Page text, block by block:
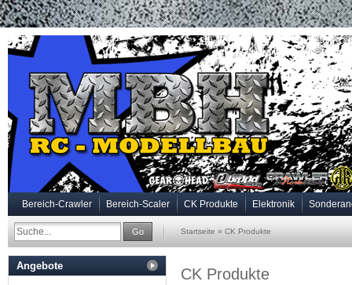
Bereich-Crawler Bereich-Scaler CK Produkte Elektronik
Go Startseite » CK Produkte
CK Produkte
Angebote